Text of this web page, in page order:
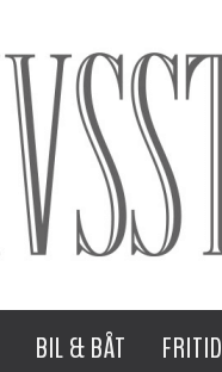
BIL & BÅT FRITID